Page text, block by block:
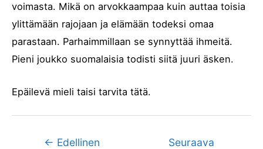
voimasta. Mikä on arvokkaampaa kuin auttaa toisia
ylittämään rajojaan ja elämään todeksi omaa
parastaan. Parhaimmillaan se synnyttää ihmeitä.
Pieni joukko suomalaisia todisti siitä juuri äsken.
Epäilevä mieli taisi tarvita tätä.
← Edellinen
Seuraava